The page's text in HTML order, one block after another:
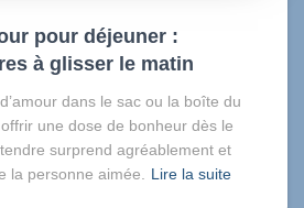
pour déjeuner :
à glisser le matin
dans le sac ou la boîte du
une dose de bonheur dès le
surprend agréablement et
la personne aimée.
Lire la suite